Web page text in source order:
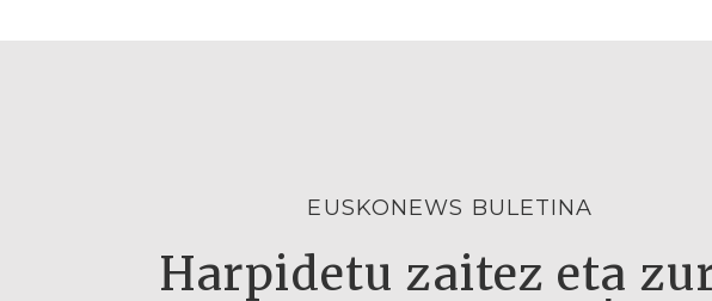
EUSKONEWS BULETINA
Harpidetu zaitez eta